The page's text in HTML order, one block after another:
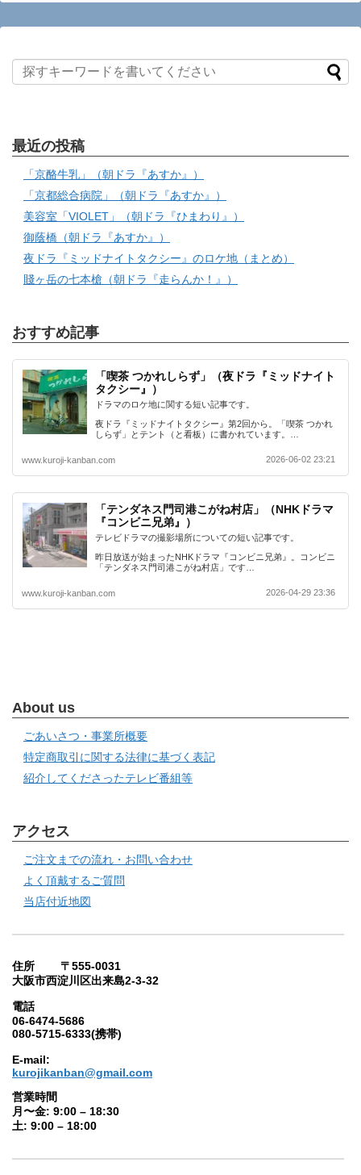
最近の投稿
「京酪牛乳」（朝ドラ『あすか』）
「京都総合病院」（朝ドラ『あすか』）
美容室「VIOLET」（朝ドラ『ひまわり』）
御蔭橋（朝ドラ『あすか』）
夜ドラ『ミッドナイトタクシー』のロケ地（まとめ）
賤ヶ岳の七本槍（朝ドラ『走らんか！』）
おすすめ記事
「喫茶 つかれしらず」（夜ドラ『ミッドナイト
タクシー』）
ドラマのロケ地に関する短い記事です。
夜ドラ『ミッドナイトタクシー』第2回から。「喫茶 つかれ
しらず」とテント（と看板）に書かれています。…
www.kuroji-kanban.com 2026-06-02 23:21
「テンダネス門司港こがね村店」（NHKドラマ
『コンビニ兄弟』）
テレビドラマの撮影場所についての短い記事です。
昨日放送が始まったNHKドラマ『コンビニ兄弟』。コンビニ
「テンダネス門司港こがね村店」です…
www.kuroji-kanban.com 2026-04-29 23:36
About us
ごあいさつ・事業所概要
特定商取引に関する法律に基づく表記
紹介してくださったテレビ番組等
アクセス
ご注文までの流れ・お問い合わせ
よく頂戴するご質問
当店付近地図
住所 〒555-0031
大阪市西淀川区出来島2-3-32
電話
06-6474-5686
080-5715-6333(携帯)
E-mail:
kurojikanban@gmail.com
営業時間
月〜金: 9:00 – 18:30
土: 9:00 – 18:00